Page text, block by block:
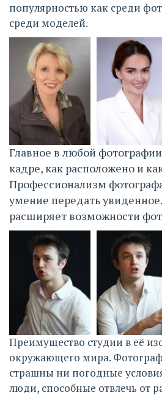
популярностью как среди
среди моделей.
Главное в любой
кадре, как расположено и
Профессионализм
умение передать
расширяет возможности
Преимущество студии в её
окружающего мира.
страшны ни погодные
люди, способные отвлечь от